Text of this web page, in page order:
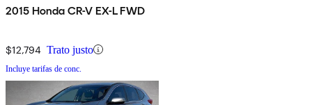
2015 Honda CR-V EX-L FWD
$12,794 Trato justo
Incluye tarifas de conc.